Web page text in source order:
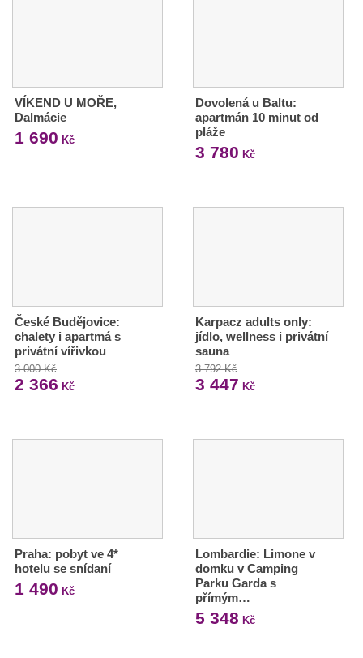
VÍKEND U MOŘE,
Dalmácie
1 690 Kč
Dovolená u Baltu:
apartmán 10 minut od
pláže
3 780 Kč
České Budějovice:
chalety i apartmá s
privátní vířivkou
3 000 Kč
2 366 Kč
Karpacz adults only:
jídlo, wellness i privátní
sauna
3 792 Kč
3 447 Kč
Praha: pobyt ve 4*
hotelu se snídaní
1 490 Kč
Lombardie: Limone v
domku v Camping
Parku Garda s
přímým…
5 348 Kč